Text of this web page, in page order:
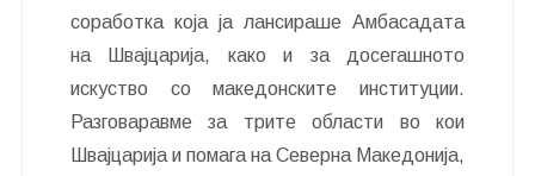
соработка која ја лансираше Амбасадата
на Швајцарија, како и за досегашното
искуство со македонските институции.
Разговаравме за трите области во кои
Швајцарија и помага на Северна Македонија,